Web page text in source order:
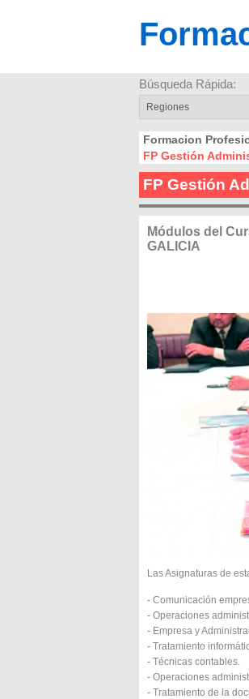
Búsqueda Rápida:
Formacion
FP Gestión
FP Gestión
Módulos del
GALICIA
Las Asignaturas de
- Comunicación
- Operaciones
- Empresa y
- Tratamiento
- Técnicas contables.
- Operaciones
- Tratamiento de la